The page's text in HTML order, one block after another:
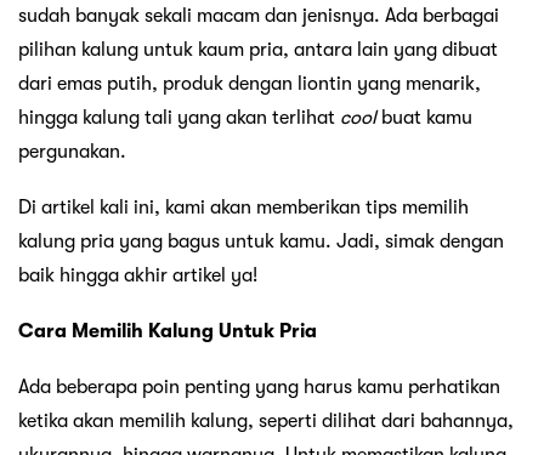
sudah banyak sekali macam dan jenisnya. Ada berbagai
pilihan kalung untuk kaum pria, antara lain yang dibuat
dari emas putih, produk dengan liontin yang menarik,
hingga kalung tali yang akan terlihat coolbuat kamu
pergunakan.
Di artikel kali ini, kami akan memberikan tips memilih
kalung pria yang bagus untuk kamu. Jadi, simak dengan
baik hingga akhir artikel ya!
Cara Memilih Kalung Untuk Pria
Ada beberapa poin penting yang harus kamu perhatikan
ketika akan memilih kalung, seperti dilihat dari bahannya,